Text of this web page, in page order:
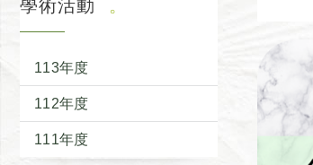
學術活動
113年度
112年度
111年度